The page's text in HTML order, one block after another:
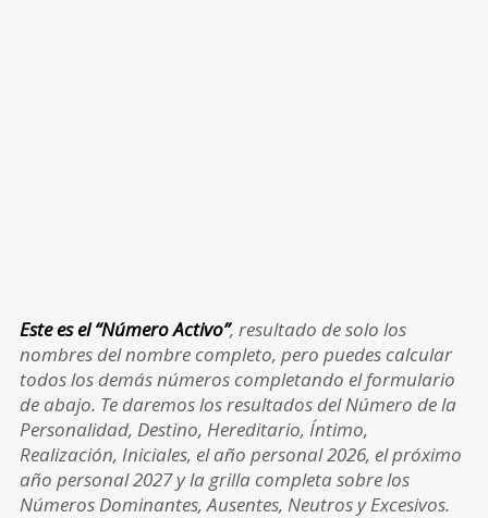
Este es el “Número Activo”, resultado de solo los
nombres del nombre completo, pero puedes calcular
todos los demás números completando el formulario
de abajo. Te daremos los resultados del Número de la
Personalidad, Destino, Hereditario, Íntimo,
Realización, Iniciales, el año personal 2026, el próximo
año personal 2027 y la grilla completa sobre los
Números Dominantes, Ausentes, Neutros y Excesivos.